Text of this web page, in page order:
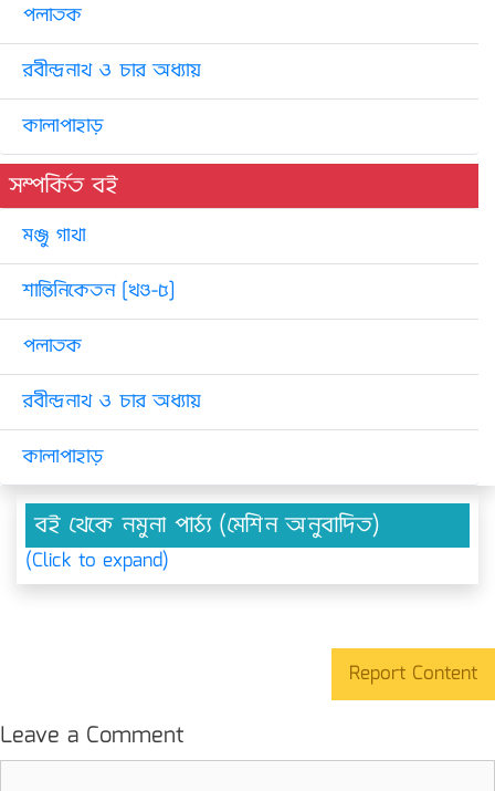
পলাতক
রবীন্দ্রনাথ ও চার অধ্যায়
কালাপাহাড়
সম্পর্কিত বই
মঞ্জু গাথা
শান্তিনিকেতন [খণ্ড-৫]
পলাতক
রবীন্দ্রনাথ ও চার অধ্যায়
কালাপাহাড়
বই থেকে নমুনা পাঠ্য (মেশিন অনুবাদিত)
(Click to expand)
Report Content
Leave a Comment